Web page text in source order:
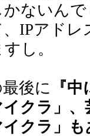
ないん
IPアド
し。
後に 『
クラ」
イクラ」